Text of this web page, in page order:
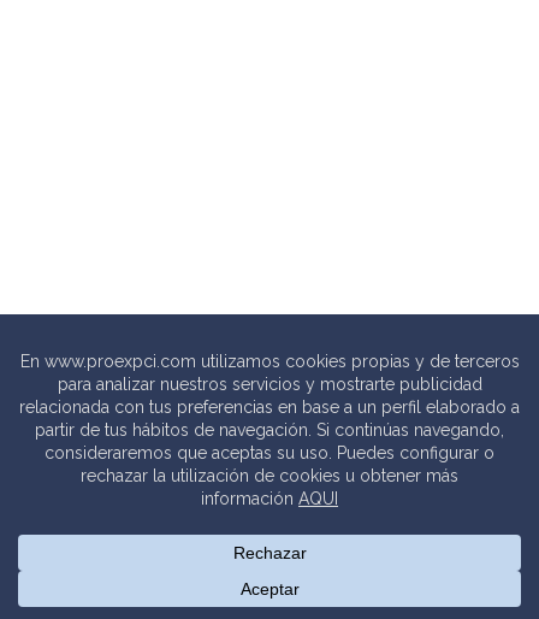
© 2020 PROEXPCI. PROTECCIÓN CONTRA INCENDIOS SL
Thebits_Creative Studio |Política de privacidad.